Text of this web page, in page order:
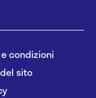
condizioni
sito